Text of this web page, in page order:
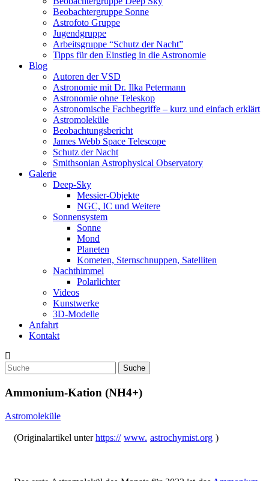
Beobachtergruppe Sonne
Astrofoto Gruppe
Jugendgruppe
Arbeitsgruppe “Schutz der Nacht”
Tipps für den Einstieg in die Astronomie
Blog
Autoren der VSD
Astronomie mit Dr. Ilka Petermann
Astronomie ohne Teleskop
Astronomische Fachbegriffe – kurz und einfach erklärt
Astromoleküle
Beobachtungsbericht
James Webb Space Telescope
Schutz der Nacht
Smithsonian Astrophysical Observatory
Galerie
Deep-Sky
Messier-Objekte
NGC, IC und Weitere
Sonnensystem
Sonne
Mond
Planeten
Kometen, Sternschnuppen, Satelliten
Nachthimmel
Polarlichter
Videos
Kunstwerke
3D-Modelle
Anfahrt
Kontakt
Ammonium-Kation (NH4+)
Astromoleküle
(Originalartikel unterhttps:// www. astrochymist.org )